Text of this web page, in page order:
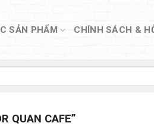
SẢN PHẨM CHÍNH SÁCH &
QUAN CAFE”